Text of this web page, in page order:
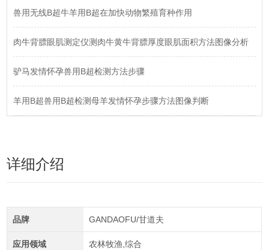
兽用无线B超牛羊用B超在加快动物繁殖育种作用
肉牛背膘眼肌测定仪测肉牛黄牛背膘厚度眼肌面积方法图像分析
驴马发情怀孕兽用B超检测方法步骤
羊用B超兽用B超检测母羊发情怀孕步骤方法图像判断
详细介绍
品牌 GANDAOFU/甘道夫
应用领域 农林牧渔,综合